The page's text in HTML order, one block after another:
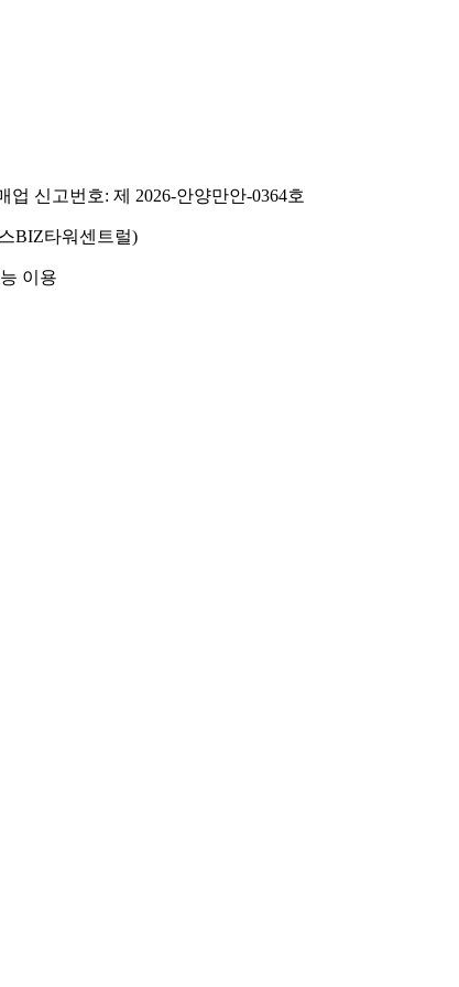
업 신고번호: 제 2026-안양만안-0364호
BIZ타워센트럴)
이용